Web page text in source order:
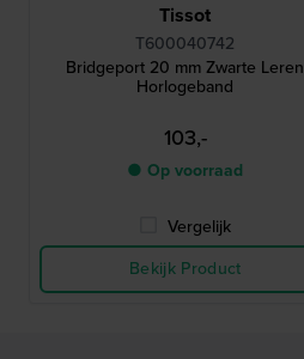
Tissot
T600040742
Bridgeport 20 mm Zwarte Leren
Horlogeband
103,-
● Op voorraad
Vergelijk
Bekijk Product